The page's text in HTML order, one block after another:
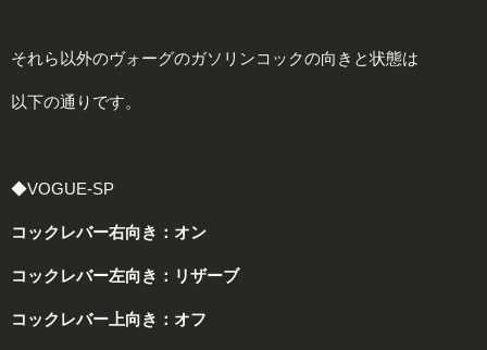
それら以外のヴォーグのガソリンコックの向きと状態は
以下の通りです。
◆VOGUE-SP
コックレバー右向き： オン
コックレバー左向き： リザーブ
コックレバー 上向き： オフ